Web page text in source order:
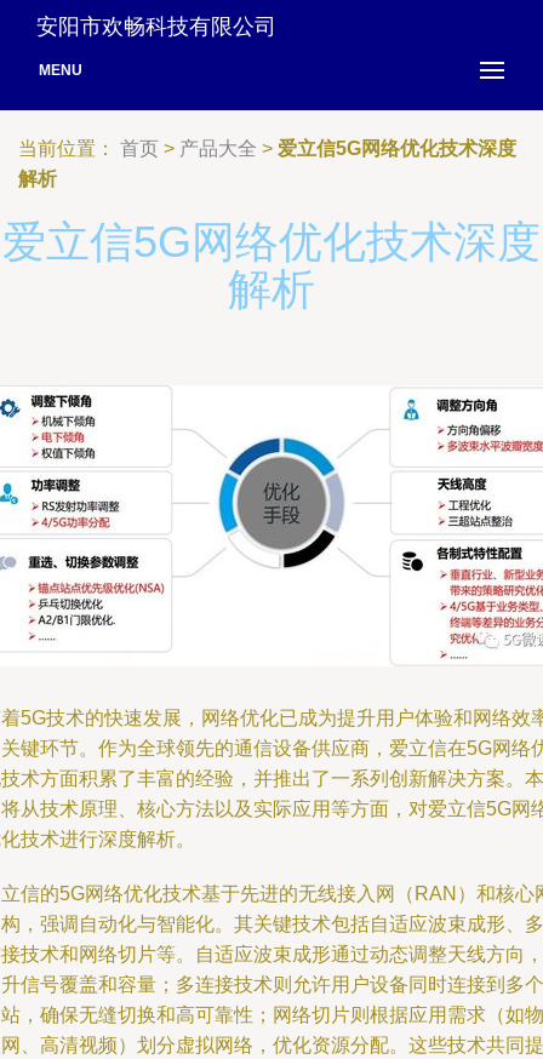
安阳市欢畅科技有限公司
MENU
当前位置： 首页 > 产品大全 > 爱立信5G网络优化技术深度
解析
爱立信5G网络优化技术深度
解析
5G技术的快速发展，网络优化已成为提升用户体验和网络效
键环节。作为全球领先的通信设备供应商，爱立信在5G网络
术方面积累了丰富的经验，并推出了一系列创新解决方案。本
从技术原理、核心方法以及实际应用等方面，对爱立信5G网
技术进行深度解析。
信的5G网络优化技术基于先进的无线接入网（RAN）和核心
，强调自动化与智能化。其关键技术包括自适应波束成形、多
技术和网络切片等。自适应波束成形通过动态调整天线方向，
信号覆盖和容量；多连接技术则允许用户设备同时连接到多个
，确保无缝切换和高可靠性；网络切片则根据应用需求（如物
、高清视频）划分虚拟网络，优化资源分配。这些技术共同提